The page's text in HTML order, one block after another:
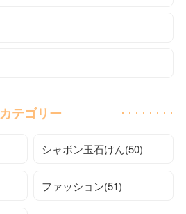
カテゴリー
シャボン玉石けん(50)
ファッション(51)